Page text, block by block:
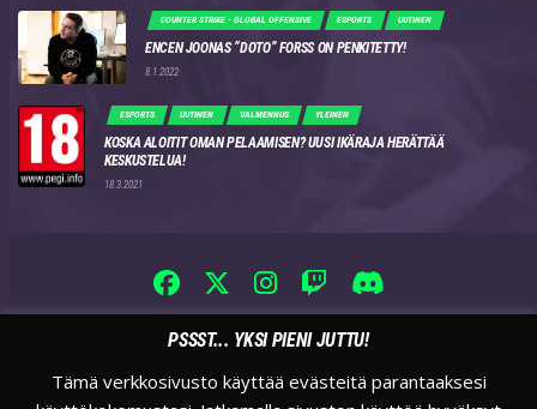
COUNTER STRIKE - GLOBAL OFFENSIVE ESPORTS UUTINEN
ENCEN JOONAS “DOTO” FORSS ON PENKITETTY!
8.1.2022
ESPORTS UUTINEN VALMENNUS YLEINEN
KOSKA ALOITIT OMAN PELAAMISEN? UUSI IKÄRAJA HERÄTTÄÄ
KESKUSTELUA!
18.3.2021
PSSST... YKSI PIENI JUTTU!
Tämä verkkosivusto käyttää evästeitä parantaaksesi